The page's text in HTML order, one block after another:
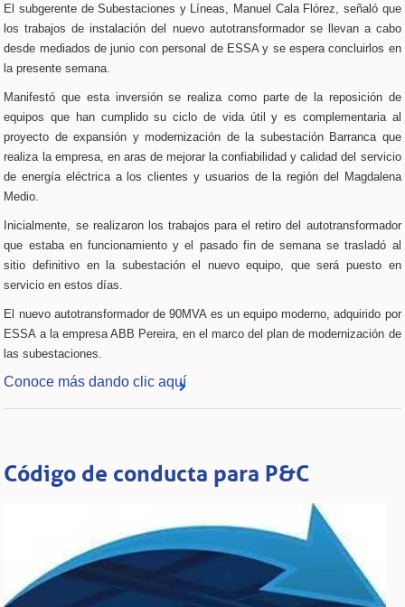
El subgerente de Subestaciones y Líneas, Manuel Cala Flórez, señaló que
los trabajos de instalación del nuevo autotransformador se llevan a cabo
desde mediados de junio con personal de ESSA y se espera concluirlos en
la presente semana.
Manifestó que esta inversión se realiza como parte de la reposición de
equipos que han cumplido su ciclo de vida útil y es complementaria al
proyecto de expansión y modernización de la subestación Barranca que
realiza la empresa, en aras de mejorar la confiabilidad y calidad del servicio
de energía eléctrica a los clientes y usuarios de la región del Magdalena
Medio.
Inicialmente, se realizaron los trabajos para el retiro del autotransformador
que estaba en funcionamiento y el pasado fin de semana se trasladó al
sitio definitivo en la subestación el nuevo equipo, que será puesto en
servicio en estos días.
El nuevo autotransformador de 90MVA es un equipo moderno, adquirido por
ESSA a la empresa ABB Pereira, en el marco del plan de modernización de
las subestaciones.
Conoce más dando clic aquí
Código de conducta para P&C